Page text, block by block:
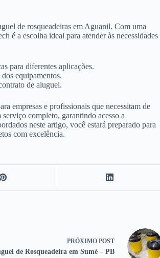
de rosqueadeiras em Aguanil. Com uma
é a escolha ideal para atender às necessidades
para diferentes aplicações.
equipamentos.
de aluguel.
empresas e profissionais que necessitam de
completo, garantindo acesso a
neste artigo, você estará preparado para
com excelência.
PRÓXIMO POST
de Rosqueadeira em Sumé – PB